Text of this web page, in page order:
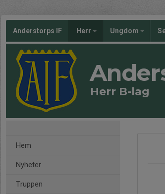
Anderstorps IF Herr Ungdom
Herr B-lag
Hem
Nyheter
Truppen